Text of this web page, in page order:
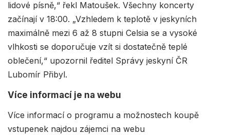
lidové písně,“ řekl Matoušek. Všechny koncerty
začínají v 18:00. „Vzhledem k teplotě v jeskyních
maximálně mezi 6 až 8 stupni Celsia se a vysoké
vlhkosti se doporučuje vzít si dostatečně teplé
oblečení,“ upozornil ředitel Správy jeskyní ČR
Lubomír Přibyl.
Více informací je na webu
Více informací o programu a možnostech koupě
vstupenek najdou zájemci na webu